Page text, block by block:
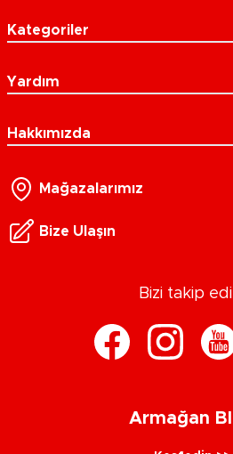
Kategoriler
Yardım
Hakkımızda
Mağazalarımız
Bize Ulaşın
Bizi takip
Armağan